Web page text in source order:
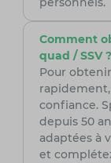
Comment
quad / SSV ?
Pour
confiance.
depuis 50
adaptées à
et